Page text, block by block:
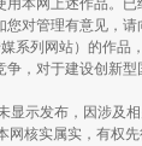
本网上述作品。
对管理有意见，请
系列网站）的作
，对于建设创新
显示发布，因涉及
网核实属实，有权